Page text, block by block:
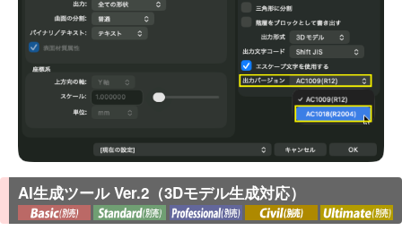
AI生成ツール Ver.2（3Dモデル生成対応）